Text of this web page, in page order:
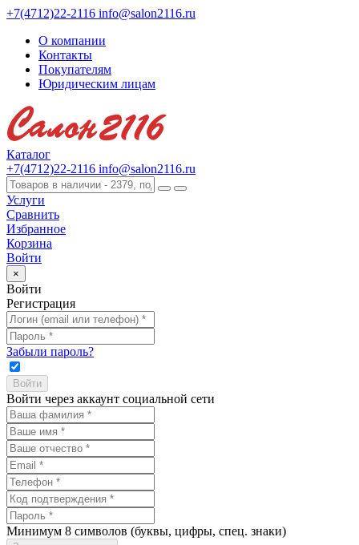
+7(4712)22-2116 info@salon2116.ru
О компании
Контакты
Покупателям
Юридическим лицам
Каталог
+7(4712)22-2116 info@salon2116.ru
Услуги
Сравнить
Избранное
Корзина
Войти
×
Войти
Регистрация
Забыли пароль?
Войти через аккаунт социальной сети
Минимум 8 символов (буквы, цифры, спец. знаки)